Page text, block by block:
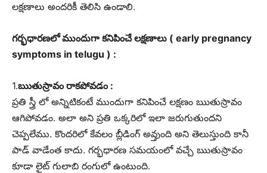
లక్షణాలు అందరికీ తెలిసి ఉండాలి.
గర్భధారణలో ముందుగా కనిపించే లక్షణాలు ( early pregnancy
symptoms in telugu ) :
1.ఋతుస్రావం రాకపోవడం :
ప్రతి స్త్రీ లో అన్నిటికంటే ముందుగా కనిపించే లక్షణం ఋతుస్రావం
ఆగిపోవడం. అలా అని ప్రతి ఒక్కరిలో ఇలా జరుగుతుందని
చెప్పలేము. కొందరిలో కేవలం బ్లీడింగ్ అవ్తుంది అని తెలుస్తుంది కానీ
పాడ్ వాడేంత కాదు. గర్భధారణ సమయంలో వచ్చే ఋతుస్రావం
కూడా లైట్ గులాబి రంగులో ఉంటుంది.